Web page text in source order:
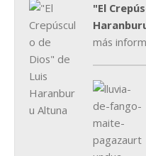
"El
más